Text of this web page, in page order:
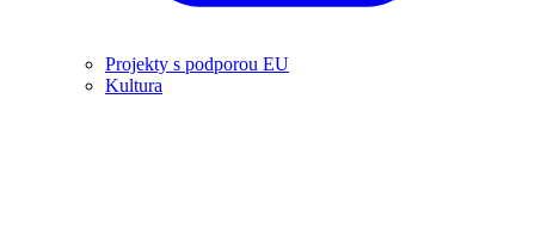
Projekty s podporou EU
Kultura